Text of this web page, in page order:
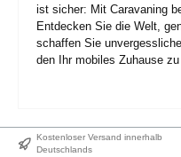
ist sicher: Mit Caravaning
Entdecken Sie die Welt,
schaffen Sie
den Ihr mobiles Zuhause zu
Kostenloser Versand innerhalb
Deutschlands